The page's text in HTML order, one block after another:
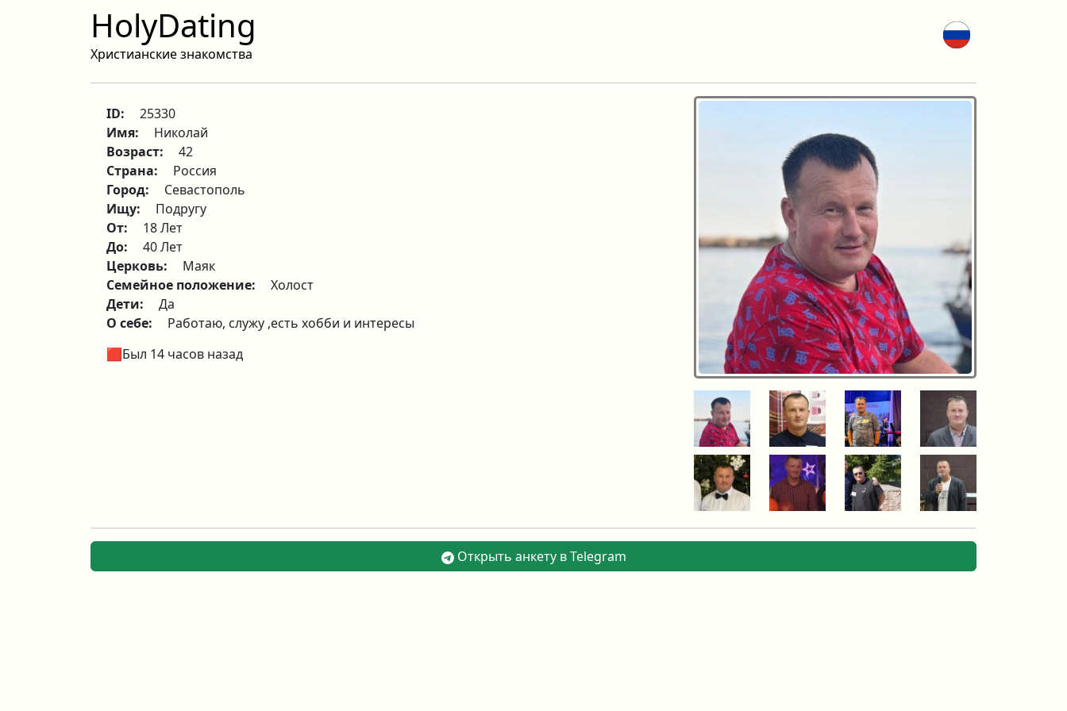
HolyDating
Христианские знакомства
ID:
25330
Имя:
Николай
Возраст:
42
Страна:
Россия
Город:
Севастополь
Ищу:
Подругу
От:
18 Лет
До:
40 Лет
Церковь:
Маяк
Семейное положение:
Холост
Дети:
Да
О себе:
Работаю, служу ,есть хобби и интересы
🟥Был 14 часов назад
Открыть анкету в Telegram